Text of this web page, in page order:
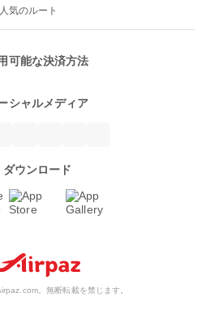
人気のルート
可能な決済方法
シャルメディア
ダウンロード
。無断転載を禁じます。